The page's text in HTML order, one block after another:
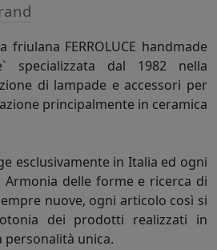
friulana FERROLUCE handmade
specializzata dal 1982 nella
di lampade e accessori per
principalmente in ceramica
esclusivamente in Italia ed ogni
Armonia delle forme e ricerca di
nuove, ogni articolo così si
dei prodotti realizzati in
personalità unica.